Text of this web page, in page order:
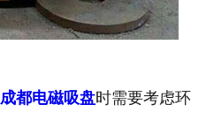
成都电磁吸盘时需要考虑环